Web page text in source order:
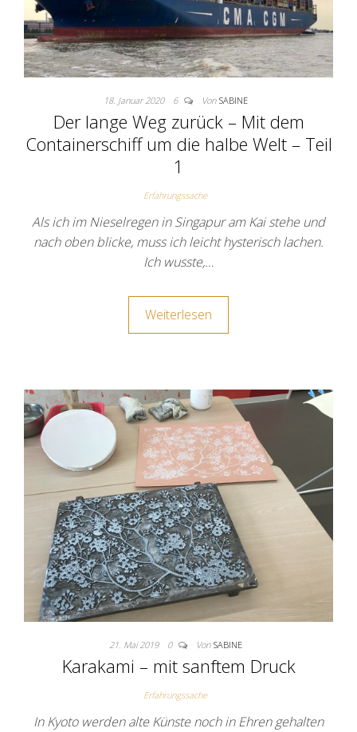
18. Januar 2020 6 Von SABINE
Der lange Weg zurück – Mit dem
Containerschiff um die halbe Welt – Teil
1
Erfahrungssache
Als ich im Nieselregen in Singapur am Kai stehe und
nach oben blicke, muss ich leicht hysterisch lachen.
Ich wusste,…
Weiterlesen
21. Mai 2019 0 Von SABINE
Karakami – mit sanftem Druck
Erfahrungssache
In Kyoto werden alte Künste noch in Ehren gehalten